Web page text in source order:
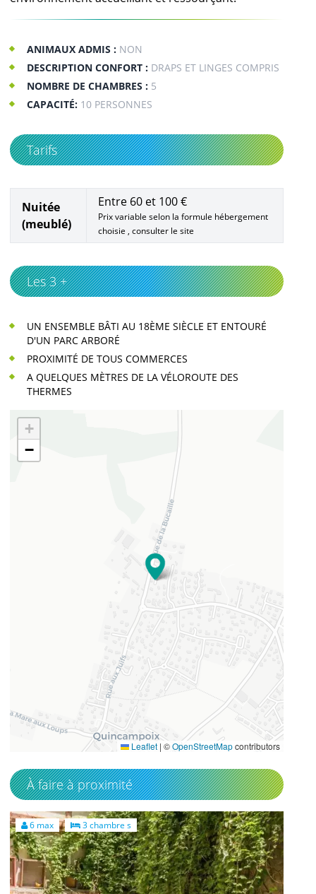
ANIMAUX ADMIS : NON
DESCRIPTION CONFORT : DRAPS ET LINGES COMPRIS
NOMBRE DE CHAMBRES : 5
CAPACITÉ: 10 PERSONNES
Tarifs
Nuitée
(meublé)
Entre 60 et 100 €
Prix variable selon la formule hébergement
choisie , consulter le site
Les 3 +
UN ENSEMBLE BÂTI AU 18ÈME SIÈCLE ET ENTOURÉ
D'UN PARC ARBORÉ
PROXIMITÉ DE TOUS COMMERCES
A QUELQUES MÈTRES DE LA VÉLOROUTE DES
THERMES
49.5270729
1.175898
+
−
Leaflet | ©OpenStreetMapcontributors
À faire à proximité
6 max 3 chambre s